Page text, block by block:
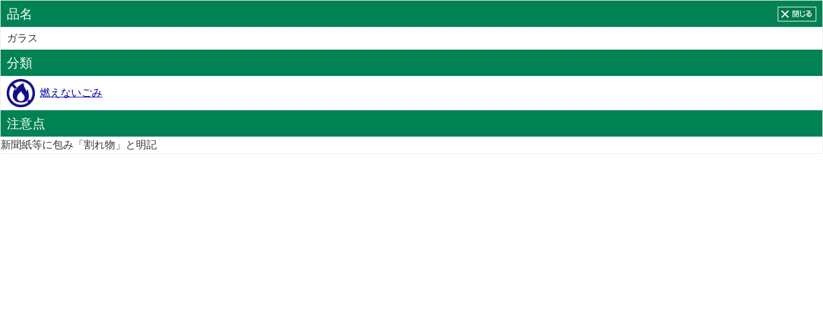
品名
ガラス
分類
燃えないごみ
注意点
新聞紙等に包み「割れ物」と明記